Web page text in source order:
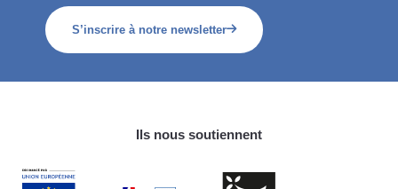
S’inscrire à notre newsletter
Ils nous soutiennent